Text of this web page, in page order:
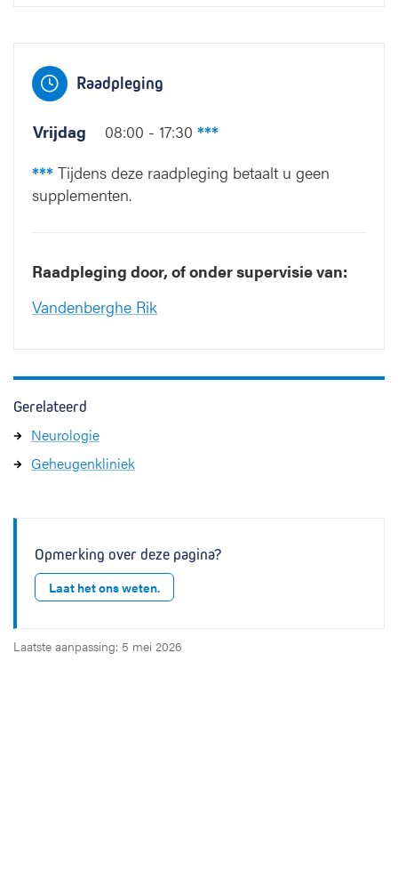
Raadpleging
Vrijdag 08:00 - 17:30 ***
*** Tijdens deze raadpleging betaalt u geen
supplementen.
Raadpleging door, of onder supervisie van:
Vandenberghe Rik
Gerelateerd
Neurologie
Geheugenkliniek
Opmerking over deze pagina?
Laat het ons weten.
Laatste aanpassing: 5 mei 2026